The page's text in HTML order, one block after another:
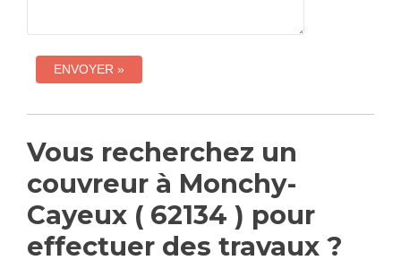
Vous recherchez un
couvreur à Monchy-
Cayeux ( 62134 ) pour
effectuer des travaux ?